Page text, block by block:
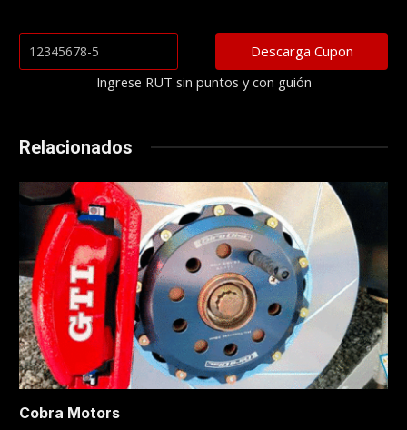
Ingrese RUT sin puntos y con guión
Relacionados
Cobra Motors